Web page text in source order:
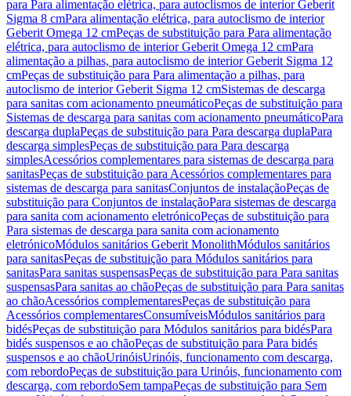
para Para alimentação elétrica, para autoclismos de interior Geberit
Sigma 8 cmPara alimentação elétrica, para autoclismo de interior
Geberit Omega 12 cmPeças de substituição para Para alimentação
elétrica, para autoclismo de interior Geberit Omega 12 cmPara
alimentação a pilhas, para autoclismo de interior Geberit Sigma 12
cmPeças de substituição para Para alimentação a pilhas, para
autoclismo de interior Geberit Sigma 12 cmSistemas de descarga
para sanitas com acionamento pneumáticoPeças de substituição para
Sistemas de descarga para sanitas com acionamento pneumáticoPara
descarga duplaPeças de substituição para Para descarga duplaPara
descarga simplesPeças de substituição para Para descarga
simplesAcessórios complementares para sistemas de descarga para
sanitasPeças de substituição para Acessórios complementares para
sistemas de descarga para sanitasConjuntos de instalaçãoPeças de
substituição para Conjuntos de instalaçãoPara sistemas de descarga
para sanita com acionamento eletrónicoPeças de substituição para
Para sistemas de descarga para sanita com acionamento
eletrónicoMódulos sanitários Geberit MonolithMódulos sanitários
para sanitasPeças de substituição para Módulos sanitários para
sanitasPara sanitas suspensasPeças de substituição para Para sanitas
suspensasPara sanitas ao chãoPeças de substituição para Para sanitas
ao chãoAcessórios complementaresPeças de substituição para
Acessórios complementaresConsumíveisMódulos sanitários para
bidésPeças de substituição para Módulos sanitários para bidésPara
bidés suspensos e ao chãoPeças de substituição para Para bidés
suspensos e ao chãoUrinóisUrinóis, funcionamento com descarga,
com rebordoPeças de substituição para Urinóis, funcionamento com
descarga, com rebordoSem tampaPeças de substituição para Sem